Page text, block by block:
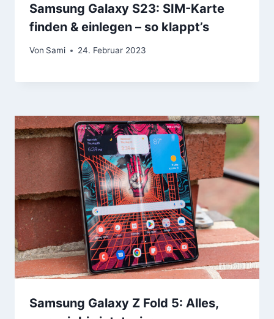
Samsung Galaxy S23: SIM-Karte
finden & einlegen – so klappt’s
Von Sami 24. Februar 2023
Samsung Galaxy Z Fold 5: Alles,